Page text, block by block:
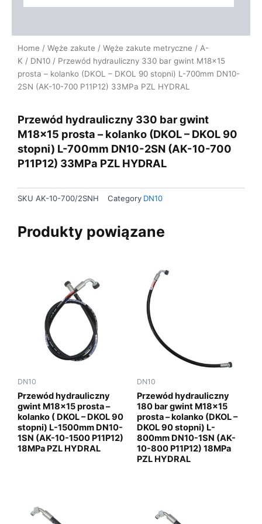
Home / Węże zakute / Węże zakute metryczne / A-
K / DN10 / Przewód hydrauliczny 330 bar gwint M18x15
prosta – kolanko (DKOL – DKOL 90 stopni) L-700mm DN10-
2SN (AK-10-700 P11P12) 33MPa PZL HYDRAL
Przewód hydrauliczny 330 bar gwint
M18x15 prosta – kolanko (DKOL – DKOL 90
stopni) L-700mm DN10-2SN (AK-10-700
P11P12) 33MPa PZL HYDRAL
SKU AK-10-700/2SNH Category DN10
Produkty powiązane
DN10
Przewód hydrauliczny
gwint M18x15 prosta –
kolanko ( DKOL – DKOL 90
stopni) L-1500mm DN10-
1SN (AK-10-1500 P11P12)
18MPa PZL HYDRAL
DN10
Przewód hydrauliczny
180 bar gwint M18x15
prosta – kolanko (DKOL –
DKOL 90 stopni) L-
800mm DN10-1SN (AK-
10-800 P11P12) 18MPa
PZL HYDRAL